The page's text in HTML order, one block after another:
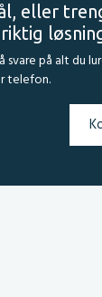
eller
på alt du
telefon.